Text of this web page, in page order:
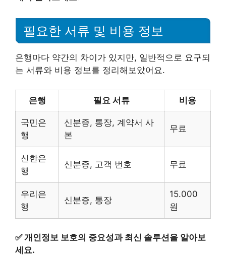
필요한 서류 및 비용 정보
은행마다 약간의 차이가 있지만, 일반적으로 요구되
는 서류와 비용 정보를 정리해보았어요.
은행 필요 서류 비용
국민은
행
신분증, 통장, 계약서 사
본
무료
신한은
행
신분증, 고객 번호 무료
우리은
행
신분증, 통장
15.000
원
✅개인정보 보호의 중요성과 최신 솔루션을 알아보
세요.